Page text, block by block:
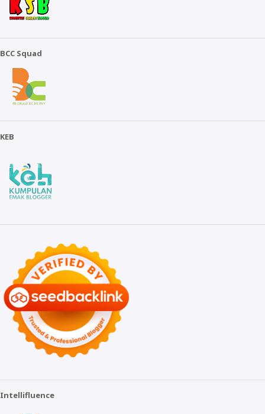
BCC Squad
KEB
Intellifluence